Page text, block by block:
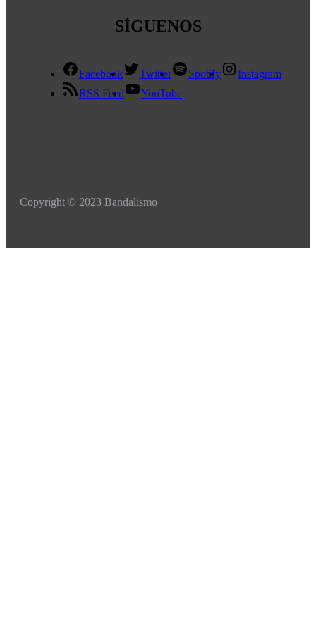
SÍGUENOS
Facebook Twitter Spotify
Instagram
RSS Feed
YouTube
Copyright © 2023 Bandalismo